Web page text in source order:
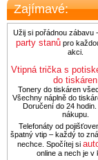
Zajímavé:
Užij si pořádnou zábavu -
party stanů pro
akci.
Vtipná trička s
do tiskáren
Tonery do tiskáren
Všechny náplně do
Doručení do 24
nákupu.
Telefonáty od
špatný vtip – každý to
nechce. Spočítej si
online a nech je v